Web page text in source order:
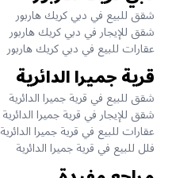
شقق للبيع في دبي كريك هاربور
شقق للإيجار في دبي كريك هاربور
عقارات للبيع في دبي كريك هاربور
قرية جميرا الدائرية
شقق للبيع في قرية جميرا الدائرية
شقق للإيجار في قرية جميرا الدائرية
عقارات للبيع في قرية جميرا الدائرية
فلل للبيع في قرية جميرا الدائرية